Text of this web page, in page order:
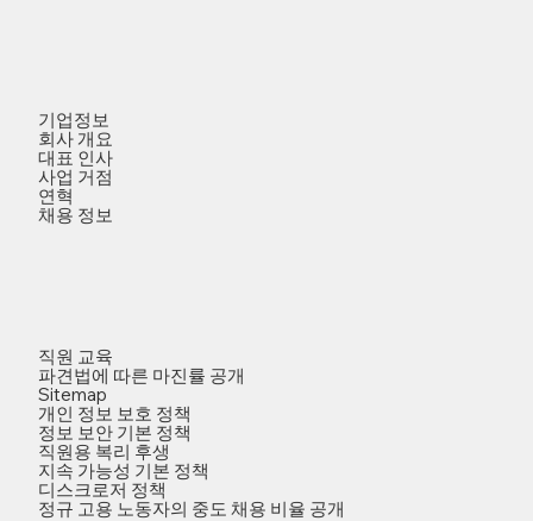
기업정보
회사 개요
대표 인사
사업 거점
연혁
채용 정보
직원 교육
파견법에 따른 마진률 공개
Sitemap
개인 정보 보호 정책
정보 보안 기본 정책
직원용 복리 후생
지속 가능성 기본 정책
디스크로저 정책
정규 고용 노동자의 중도 채용 비율 공개